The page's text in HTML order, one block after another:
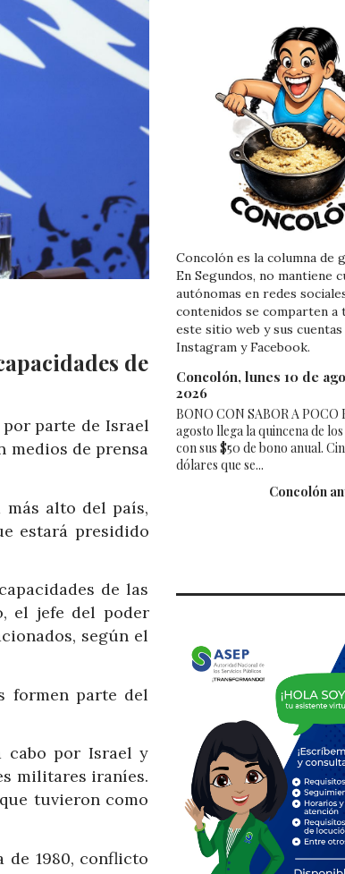
de
parte de Israel
medios de prensa
alto del país,
estará presidido
de las
el jefe del poder
según el
formen parte del
cabo por Israel y
militares iraníes.
tuvieron como
1980, conflicto
Concolón es la columna de
En Segundos, no mantiene
autónomas en redes
contenidos se comparten a
este sitio web y sus
Instagram y Facebook.
Concolón, lunes 10 de
2026
BONO CON SABOR A POCO
agosto llega la quincena de
con sus $50 de bono anual.
dólares que se...
Concolón